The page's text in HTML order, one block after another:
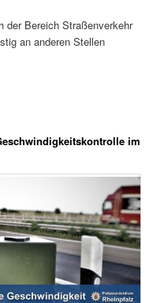
der Bereich Straßenverkehr
an anderen Stellen
im